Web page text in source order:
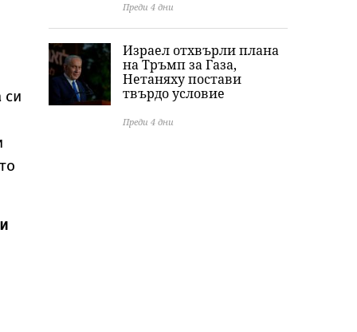
си
Преди 4 дни
Израел отхвърли плана
на Тръмп за Газа,
Нетаняху постави
твърдо условие
Преди 4 дни